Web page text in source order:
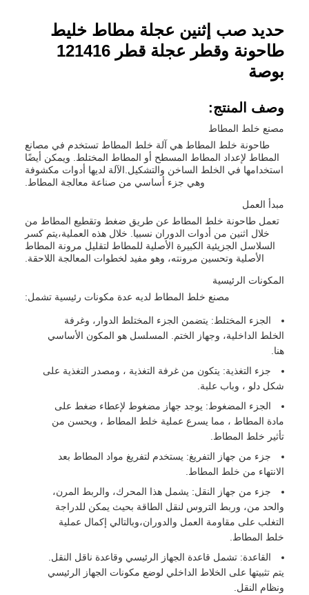
حديد صب إثنين عجلة مطاط خليط
طاحونة وقطر عجلة قطر 121416
بوصة
وصف المنتج:
مصنع خلط المطاط
طاحونة خلط المطاط هي آلة خلط المطاط تستخدم في مصانع
المطاط لإعداد المطاط المسطح أو المطاط المختلط. ويمكن أيضًا
استخدامها في الخلط الساخن والتشكيل.الآلة لديها أدوات مكشوفة
وهي جزء أساسي من صناعة معالجة المطاط.
مبدأ العمل
تعمل طاحونة خلط المطاط عن طريق ضغط وتقطيع المطاط من
خلال اثنين من أدوات الدوران نسبيا. خلال هذه العملية،يتم كسر
السلاسل الجزيئية الكبيرة الأصلية للمطاط لتقليل مرونة المطاط
الأصلية وتحسين مرونته، وهو مفيد لخطوات المعالجة اللاحقة.
المكونات الرئيسية
مصنع خلط المطاط لديه عدة مكونات رئيسية تشمل:
الجزء المختلط: يتضمن الجزء المختلط الدوار، وغرفة
الخلط الداخلية، وجهاز الختم. المسلسل هو المكون الأساسي
هنا.
جزء التغذية: يتكون من غرفة التغذية ، ومصدر التغذية على
شكل دلو ، وباب علبة.
الجزء المضغوط: يوجد جهاز مضغوط لإعطاء ضغط على
مادة المطاط ، مما يسرع عملية خلط المطاط ، ويحسن من
تأثير خلط المطاط.
جزء من جهاز التفريغ: يستخدم لتفريغ مواد المطاط بعد
الانتهاء من خلط المطاط.
جزء من جهاز النقل: يشمل هذا المحرك، والربط المرن،
والحد من، وربط التروس لنقل الطاقة بحيث يمكن للدراجة
التغلب على مقاومة العمل والدوران،وبالتالي إكمال عملية
خلط المطاط.
القاعدة: تشمل قاعدة الجهاز الرئيسي وقاعدة ناقل النقل.
يتم تثبيتها على الخلاط الداخلي لوضع مكونات الجهاز الرئيسي
ونظام النقل.